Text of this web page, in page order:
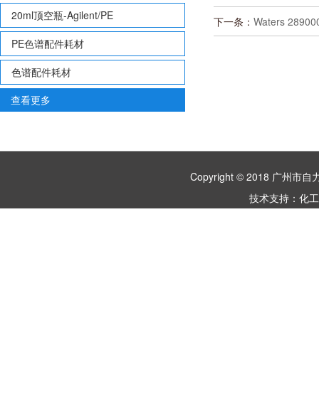
20ml顶空瓶-Agilent/PE
PE色谱配件耗材
色谱配件耗材
查看更多
下一条： Waters
Copyright © 2018 广州市
技术支持： 化